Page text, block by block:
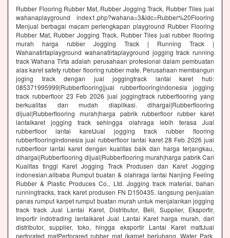
Rubber Flooring Rubber Mat, Rubber Jogging Track, Rubber Tiles jual
wahanaplayground index1.php?wahana=3&idc=Rubber%20Flooring
Menjual berbagai macam perlengkapan playground Rubber Flooring
Rubber Mat, Rubber Jogging Track, Rubber Tiles jual rubber flooring
murah harga rubber Jogging Track | Running Track |
Wahanatirtaplayground wahanatirtaplayground jogging track running
track Wahana Tirta adalah perusahaan profesional dalam pembuatan
alas karet safety rubber flooring rubber mate. Perusahaan membangun
joging track dengan jual joggingtrack lantai karet hub:
085371995999|Rubberflooring|jual rubberflooringindonesia jogging
track rubberfloor 23 Feb 2026 jual joggingtrack rubberflooring yang
berkualitas dan mudah diaplikasi. dihargai|Rubberflooring
dijual|Rubberflooring murah|harga pabrik rubberfloor rubber karet
lantaikaret jogging track sehingga olahraga lebih terasa Jual
rubberfloor lantai karetJual jogging track rubber flooring
rubberflooringindonesia jual rubberfloor lantai karet 28 Feb 2026 jual
rubberfloor lantai karet dengan kualitas baik dan harga terjangkau,
dihargai|Rubberflooring dijual|Rubberflooring murah|harga pabrik Cari
Kualitas tinggi Karet Jogging Track Produsen dan Karet Jogging
indonesian.alibaba Rumput buatan & olahraga lantai Nanjing Feeling
Rubber & Plastic Produces Co., Ltd. Jogging track material, bahan
runningtracks, track karet produsen FN D150435. langsung penjualan
panas rumput karpet rumput buatan murah untuk menjalankan jogging
track track Jual Lantai Karet, Distributor, Beli, Supplier, Eksportir,
Importir indotrading lantaikaret Jual Lantai Karet harga murah, dari
distributor, supplier, toko, hingga eksportir Lantai Karet mattJual
perforated matPerforared rubber mat (karpet berlubang. Water Park,